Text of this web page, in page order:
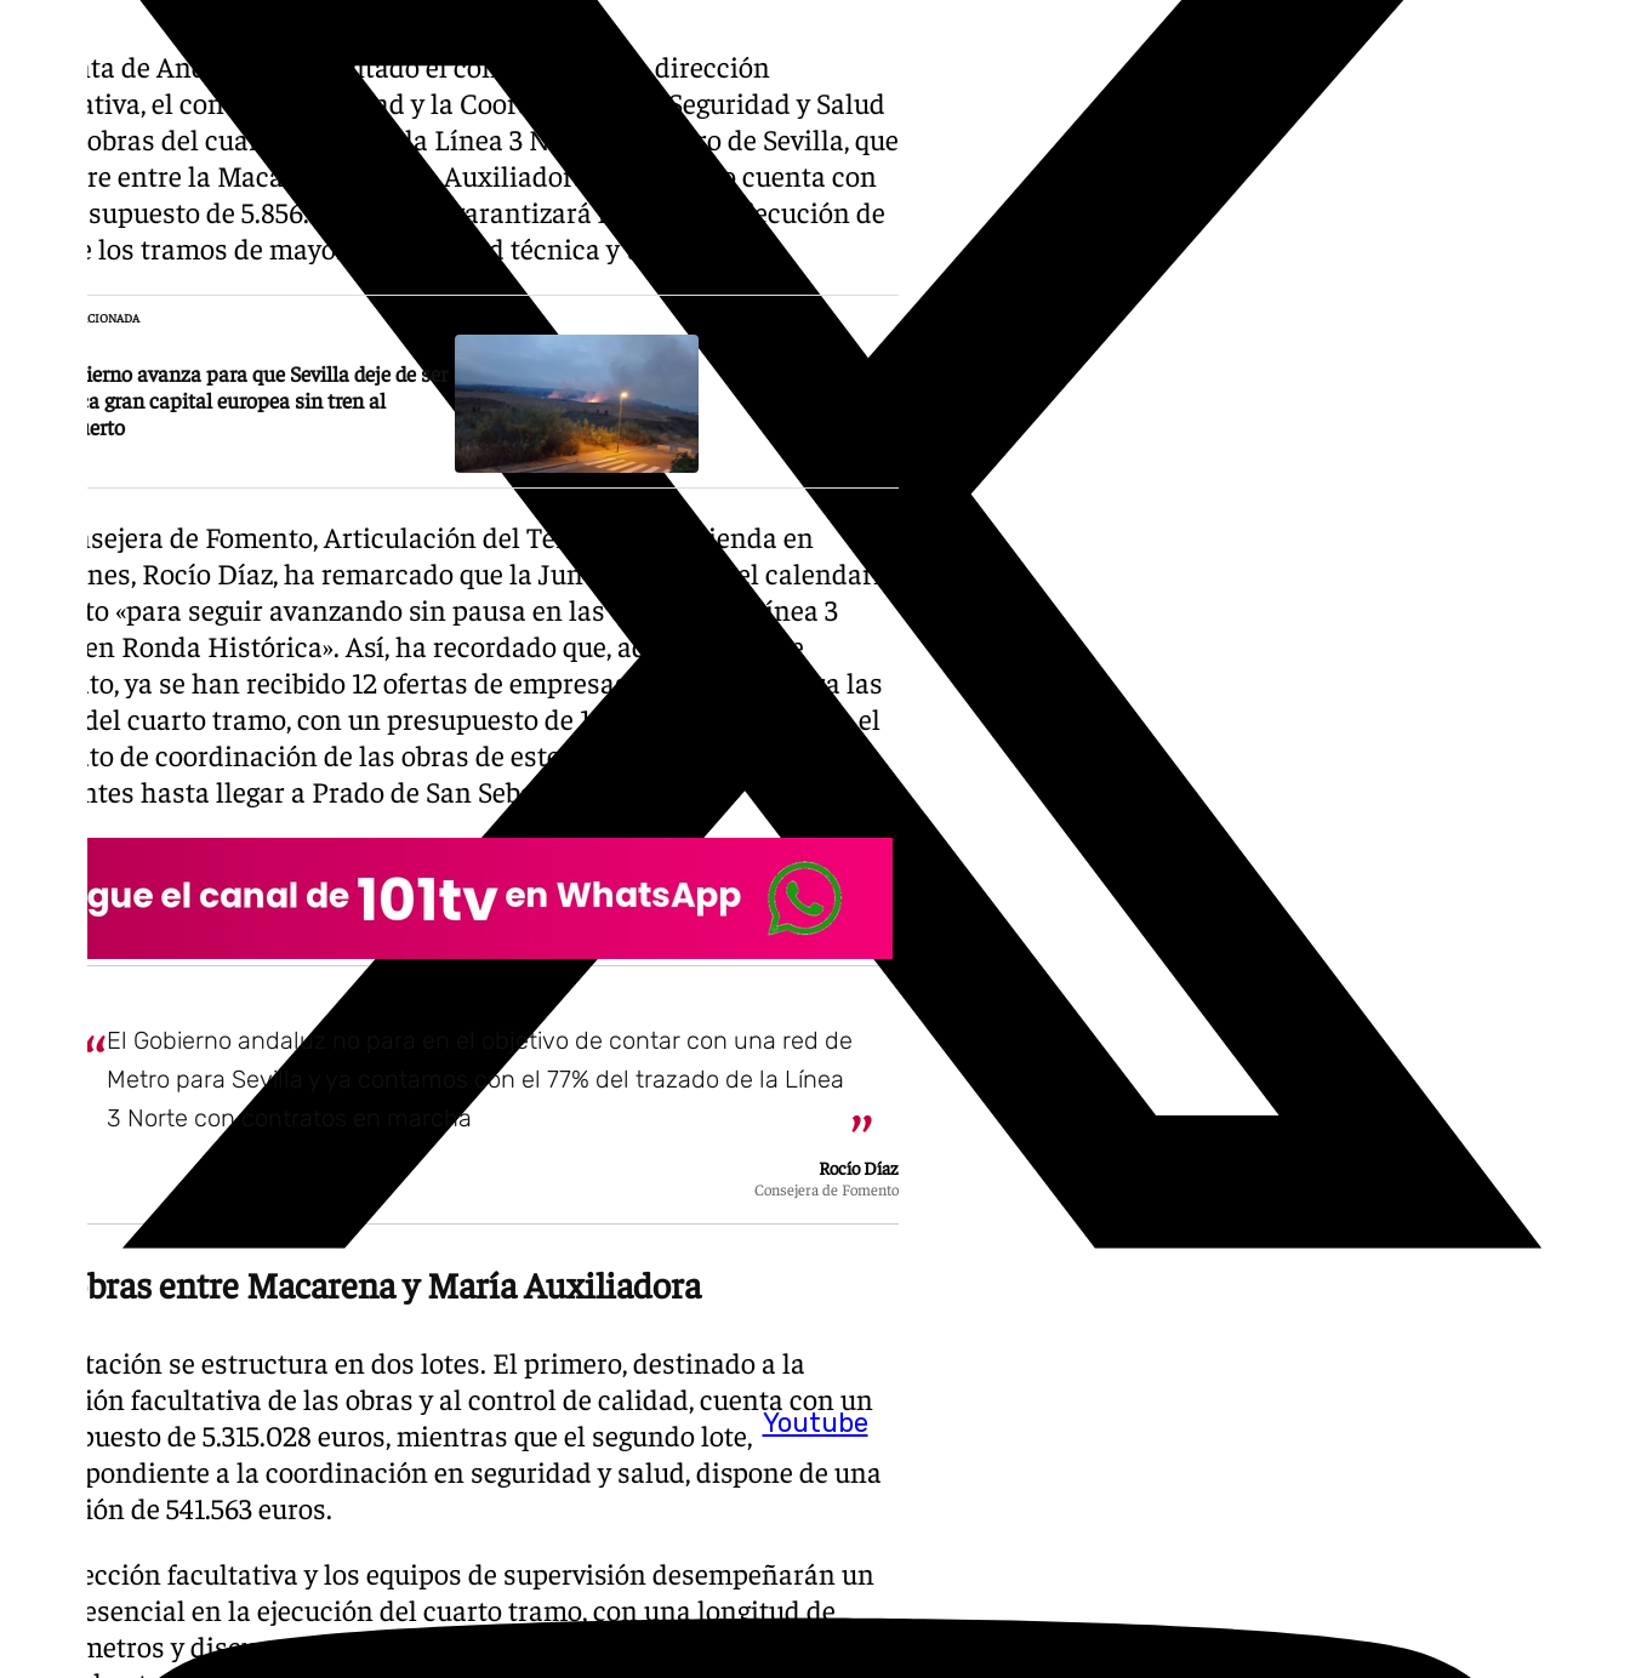
Youtube
La Junta de Andalucía ha licitado el contrato para la dirección
facultativa, el control de Calidad y la Coordinación de Seguridad y Salud
de las obras del cuarto tramo de la Línea 3 Norte del Metro de Sevilla, que
discurre entre la Macarena y María Auxiliadora. El contrato cuenta con
un presupuesto de 5.856.592 euros y garantizará la correcta ejecución de
uno de los tramos de mayor complejidad técnica y urbanística.
NOTICIA RELACIONADA
El Gobierno avanza para que Sevilla deje de ser
la única gran capital europea sin tren al
aeropuerto
La consejera de Fomento, Articulación del Territorio y Vivienda en
funciones, Rocío Díaz, ha remarcado que la Junta mantiene el calendario
previsto «para seguir avanzando sin pausa en las obras de la Línea 3
Norte en Ronda Histórica». Así, ha recordado que, además de este
contrato, ya se han recibido 12 ofertas de empresas interesadas para las
obras del cuarto tramo, con un presupuesto de 164 millones, así como el
contrato de coordinación de las obras de este cuarto tramo con los
siguientes hasta llegar a Prado de San Sebastián.
El Gobierno andaluz no para en el objetivo de contar con una red de
Metro para Sevilla y ya contamos con el 77% del trazado de la Línea
3 Norte con contratos en marcha
Rocío Díaz
Consejera de Fomento
Las obras entre Macarena y María Auxiliadora
La licitación se estructura en dos lotes. El primero, destinado a la
dirección facultativa de las obras y al control de calidad, cuenta con un
presupuesto de 5.315.028 euros, mientras que el segundo lote,
correspondiente a la coordinación en seguridad y salud, dispone de una
inversión de 541.563 euros.
La dirección facultativa y los equipos de supervisión desempeñarán un
papel esencial en la ejecución del cuarto tramo, con una longitud de
1.064 metros y discurre íntegramente soterrado por la Ronda Histórica,